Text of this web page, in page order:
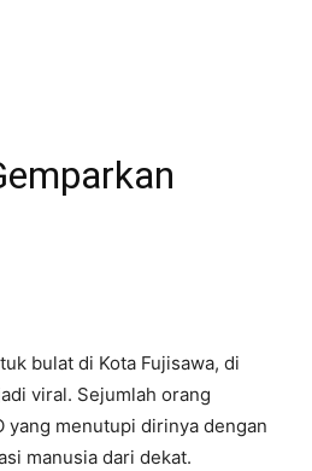
bulat di Kota Fujisawa, di
viral. Sejumlah orang
yang menutupi dirinya dengan
manusia dari dekat.